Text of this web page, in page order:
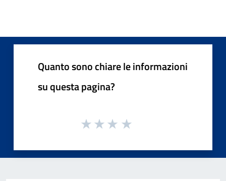
Quanto sono chiare le informazioni
su questa pagina?